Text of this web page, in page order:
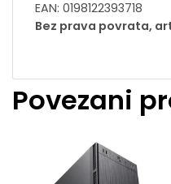
EAN: 0198122393718
Bez prava povrata,
Povezani